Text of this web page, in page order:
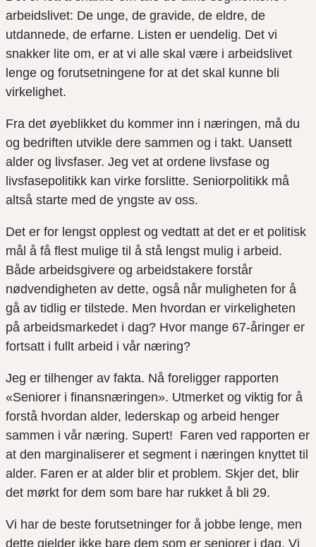
arbeidslivet: De unge, de gravide, de eldre, de
utdannede, de erfarne. Listen er uendelig. Det vi
snakker lite om, er at vi alle skal være i arbeidslivet
lenge og forutsetningene for at det skal kunne bli
virkelighet.
Fra det øyeblikket du kommer inn i næringen, må du
og bedriften utvikle dere sammen og i takt. Uansett
alder og livsfaser. Jeg vet at ordene livsfase og
livsfasepolitikk kan virke forslitte. Seniorpolitikk må
altså starte med de yngste av oss.
Det er for lengst opplest og vedtatt at det er et politisk
mål å få flest mulige til å stå lengst mulig i arbeid.
Både arbeidsgivere og arbeidstakere forstår
nødvendigheten av dette, også når muligheten for å
gå av tidlig er tilstede. Men hvordan er virkeligheten
på arbeidsmarkedet i dag? Hvor mange 67-åringer er
fortsatt i fullt arbeid i vår næring?
Jeg er tilhenger av fakta. Nå foreligger rapporten
«Seniorer i finansnæringen». Utmerket og viktig for å
forstå hvordan alder, lederskap og arbeid henger
sammen i vår næring. Supert! Faren ved rapporten er
at den marginaliserer et segment i næringen knyttet til
alder. Faren er at alder blir et problem. Skjer det, blir
det mørkt for dem som bare har rukket å bli 29.
Vi har de beste forutsetninger for å jobbe lenge, men
dette gjelder ikke bare dem som er seniorer i dag. Vi